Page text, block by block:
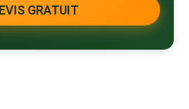
GRATUIT